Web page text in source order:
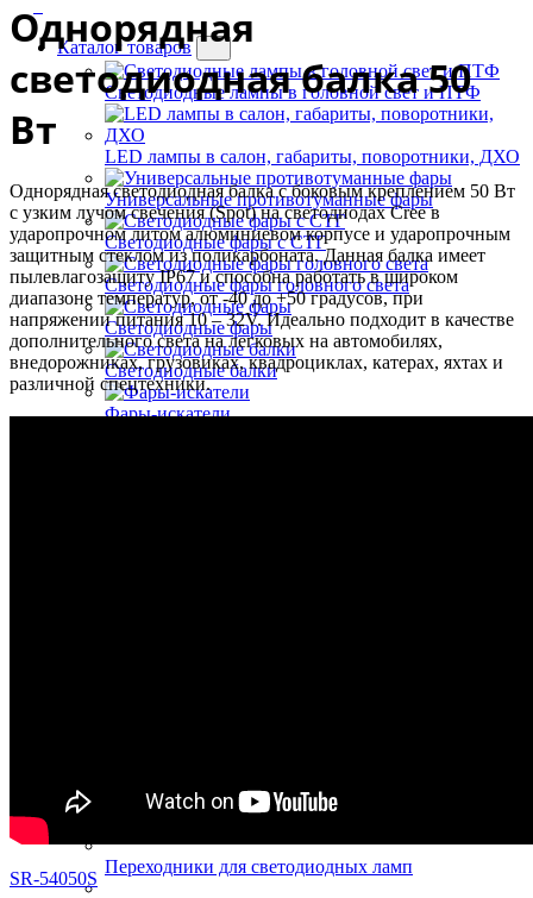
Каталог товаров
Светодиодные лампы в головной свет и ПТФ
LED лампы в салон, габариты, поворотники, ДХО
Универсальные противотуманные фары
Светодиодные фары с СТГ
Светодиодные фары головного света
Светодиодные фары
Светодиодные балки
Фары-искатели
Переходники для светодиодных ламп
Однорядная
светодиодная балка 50
Вт
Однорядная светодиодная балка с боковым креплением 50 Вт
с узким лучом свечения (Spot) на светодиодах Cree в
ударопрочном литом алюминиевом корпусе и ударопрочным
защитным стеклом из поликарбоната. Данная балка имеет
пылевлагозащиту IP67 и способна работать в широком
диапазоне температур, от -40 до +50 градусов, при
напряжении питания 10 – 32V. Идеально подходит в качестве
дополнительного света на легковых на автомобилях,
внедорожниках, грузовиках, квадроциклах, катерах, яхтах и
различной спецтехники.
SR-54050S